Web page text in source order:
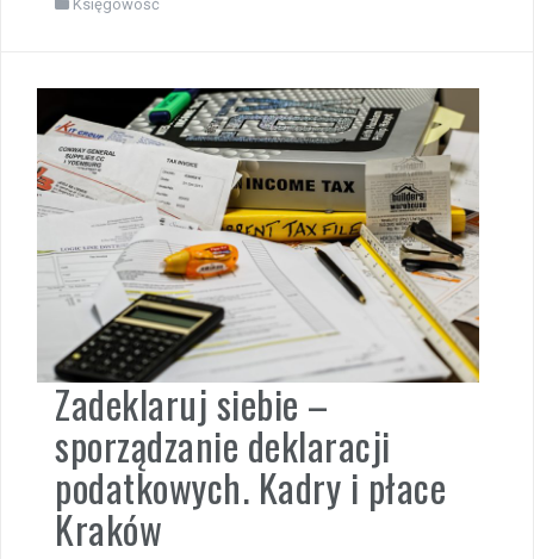
Księgowość
Zadeklaruj siebie –
sporządzanie deklaracji
podatkowych. Kadry i płace
Kraków